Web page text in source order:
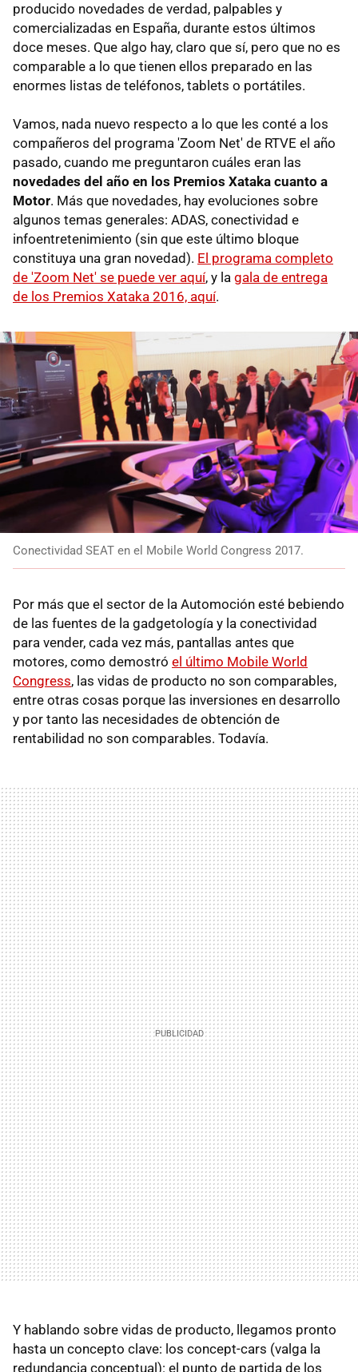
producido novedades de verdad, palpables y
comercializadas en España, durante estos últimos
doce meses. Que algo hay, claro que sí, pero que no es
comparable a lo que tienen ellos preparado en las
enormes listas de teléfonos, tablets o portátiles.
Vamos, nada nuevo respecto a lo que les conté a los
compañeros del programa 'Zoom Net' de RTVE el año
pasado, cuando me preguntaron cuáles eran las
novedades del año en los Premios Xataka cuanto a
Motor. Más que novedades, hay evoluciones sobre
algunos temas generales: ADAS, conectividad e
infoentretenimiento (sin que este último bloque
constituya una gran novedad). El programa completo
de 'Zoom Net' se puede ver aquí, y la gala de entrega
de los Premios Xataka 2016, aquí.
Conectividad SEAT en el Mobile World Congress 2017.
Por más que el sector de la Automoción esté bebiendo
de las fuentes de la gadgetología y la conectividad
para vender, cada vez más, pantallas antes que
motores, como demostró el último Mobile World
Congress, las vidas de producto no son comparables,
entre otras cosas porque las inversiones en desarrollo
y por tanto las necesidades de obtención de
rentabilidad no son comparables. Todavía.
Y hablando sobre vidas de producto, llegamos pronto
hasta un concepto clave: los concept-cars (valga la
redundancia conceptual): el punto de partida de los